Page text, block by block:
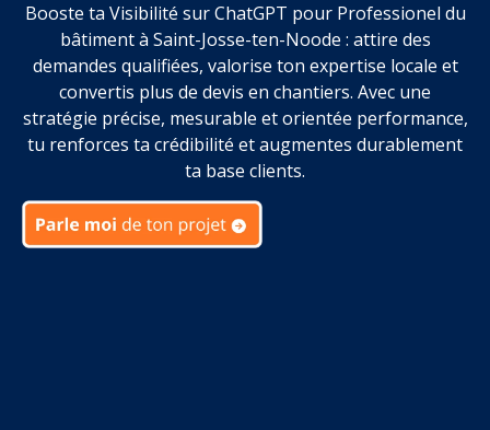
Booste ta Visibilité sur ChatGPT pour Professionel du
bâtiment à Saint-Josse-ten-Noode : attire des
demandes qualifiées, valorise ton expertise locale et
convertis plus de devis en chantiers. Avec une
stratégie précise, mesurable et orientée performance,
tu renforces ta crédibilité et augmentes durablement
ta base clients.